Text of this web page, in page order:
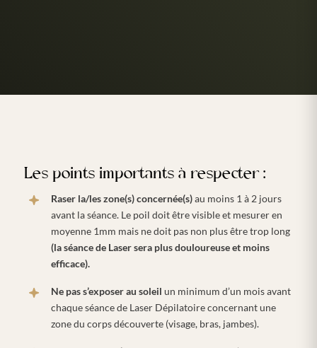
Les points importants à respecter :
Raser la/les zone(s) concernée(s)au moins 1 à 2 jours
avant la séance. Le poil doit être visible et mesurer en
moyenne 1mm mais ne doit pas non plus être trop long
(la séance de Laser sera plus douloureuse et moins
efficace).
Ne pas s’exposer au soleil un minimum d’un mois avant
chaque séance de Laser Dépilatoire concernant une
zone du corps découverte (visage, bras, jambes).